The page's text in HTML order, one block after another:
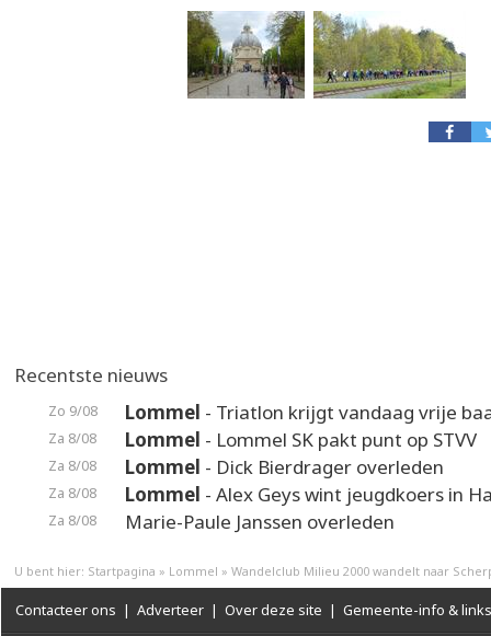
Recentste nieuws
Zo 9/08 Lommel - Triatlon krijgt vandaag vrije
Za 8/08 Lommel - Lommel SK pakt punt op STVV
Za 8/08 Lommel - Dick Bierdrager overleden
Za 8/08 Lommel - Alex Geys wint jeugdkoers in
Za 8/08 Marie-Paule Janssen overleden
U bent hier: Startpagina » Lommel » Wandelclub Milieu 2000 wandelt naar
Contacteer ons | Adverteer | Over deze site | Gemeente-info & links